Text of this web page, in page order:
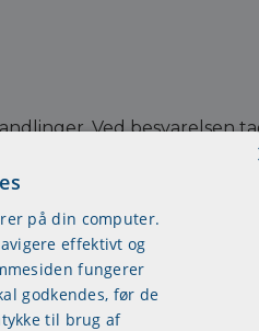
Ved besvarelsen
og klare ansvarsforhold i
håndtering af daglige
opleves i helt konkrete
på din computer.
effektivt og
fungerer
godkendes, før de
til brug af